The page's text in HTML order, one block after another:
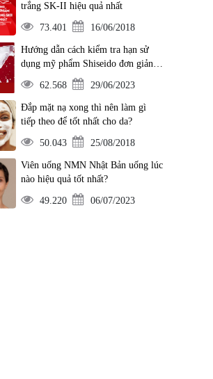
trắng SK-II hiệu quả nhất
73.401 16/06/2018
Hướng dẫn cách kiểm tra hạn sử
dụng mỹ phẩm Shiseido đơn giản
nhất
62.568 29/06/2023
Đắp mặt nạ xong thì nên làm gì
tiếp theo để tốt nhất cho da?
50.043 25/08/2018
Viên uống NMN Nhật Bản uống lúc
nào hiệu quả tốt nhất?
49.220 06/07/2023